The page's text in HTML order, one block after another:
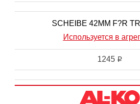
SCHEIBE 42MM F?R
Используется в
1245 i